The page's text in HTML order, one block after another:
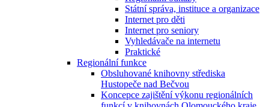
Státní správa, instituce a organizace
Internet pro děti
Internet pro seniory
Vyhledávače na internetu
Praktické
Regionální funkce
Obsluhované knihovny střediska
Hustopeče nad Bečvou
Koncepce zajištění výkonu regionálních